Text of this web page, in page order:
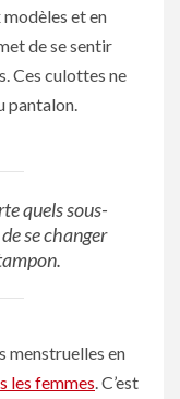
et en
de se sentir
Ces culottes ne
pantalon.
quels sous-
se changer
menstruelles en
les femmes. C’est